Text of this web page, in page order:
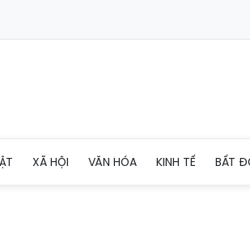
XÃ HỘI VĂN HÓA KINH TẾ BẤT